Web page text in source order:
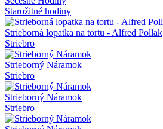
Starožitné hodiny
Strieborná lopatka na tortu - Alfred Pollak
Striebro
Strieborný Náramok
Striebro
Strieborný Náramok
Striebro